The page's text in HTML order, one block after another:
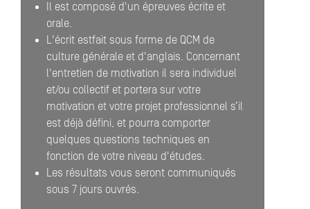
Il est composé d'un épreuves écrite et
orale.
L'écrit estfait sous forme de QCM de
culture générale et d'anglais. Concernant
l'entretien de motivation il sera individuel
et/ou collectif et portera sur votre
motivation et votre projet professionnel s’il
est déjà défini, et pourra comporter
quelques questions techniques en
fonction de votre niveau d'études.
Les résultats vous seront communiqués
sous 7 jours ouvrés.